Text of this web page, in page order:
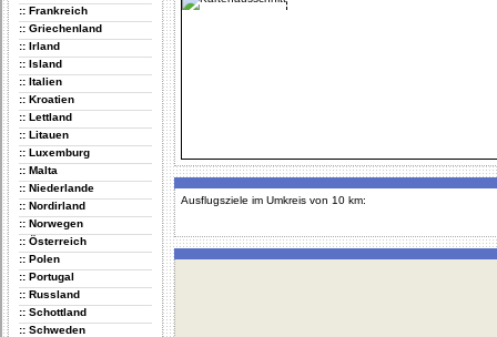
:: Frankreich
:: Griechenland
:: Irland
:: Island
:: Italien
:: Kroatien
:: Lettland
:: Litauen
:: Luxemburg
:: Malta
:: Niederlande
:: Nordirland
:: Norwegen
:: Österreich
:: Polen
:: Portugal
:: Russland
:: Schottland
:: Schweden
Ausflugsziele im Umkreis von 10 km: